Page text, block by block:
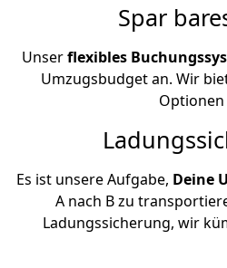
Spar
Unserflexibles
Umzugsbudget an. Wir
Optionen
Es ist unsere Aufgabe, Deine
A nach B zu
Ladungssicherung, wir